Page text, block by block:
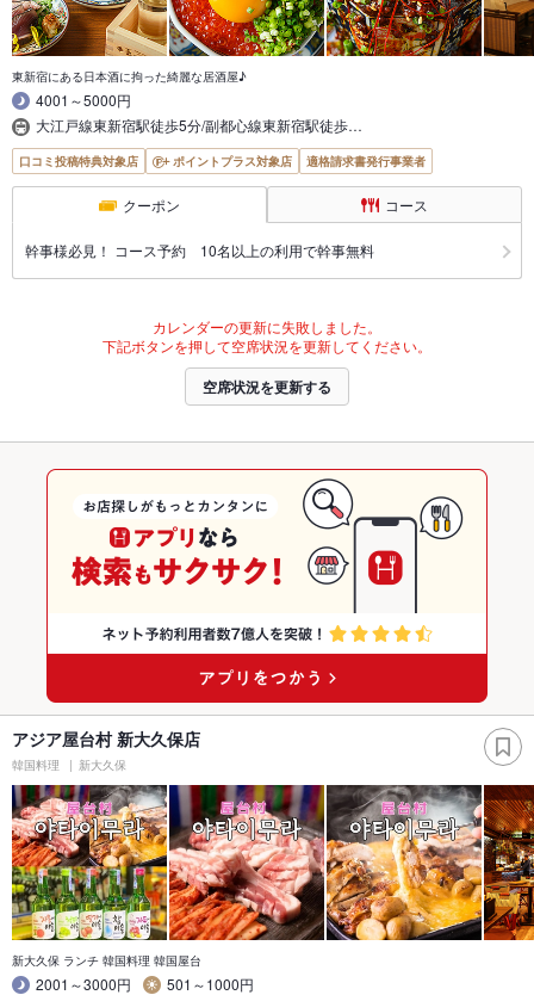
東新宿にある日本酒に拘った綺麗な居酒屋♪
4001～5000円
大江戸線東新宿駅徒歩5分/副都心線東新宿駅徒歩…
口コミ投稿特典対象店 ポイントプラス対象店 適格請求書発行事業者
クーポン コース
幹事様必見！ コース予約 10名以上の利用で幹事無料
カレンダーの更新に失敗しました。
下記ボタンを押して空席状況を更新してください。
空席状況を更新する
アジア屋台村 新大久保店
韓国料理 新大久保
新大久保 ランチ 韓国料理 韓国屋台
2001～3000円
501～1000円